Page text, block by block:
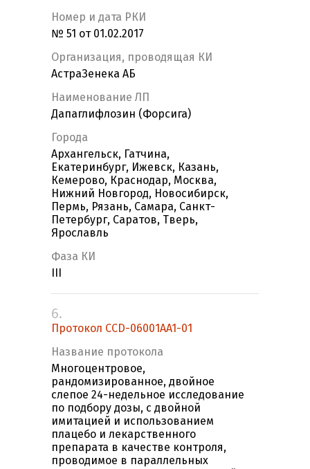
Номер и дата РКИ
№ 51 от 01.02.2017
Организация, проводящая КИ
АстраЗенека АБ
Наименование ЛП
Дапаглифлозин (Форсига)
Города
Архангельск, Гатчина,
Екатеринбург, Ижевск, Казань,
Кемерово, Краснодар, Москва,
Нижний Новгород, Новосибирск,
Пермь, Рязань, Самара, Санкт-
Петербург, Саратов, Тверь,
Ярославль
Фаза КИ
6.
Протокол CCD-06001AA1-01
Название протокола
Многоцентровое,
рандомизированное, двойное
слепое 24-недельное исследование
по подбору дозы, с двойной
имитацией и использованием
плацебо и лекарственного
препарата в качестве контроля,
проводимое в параллельных